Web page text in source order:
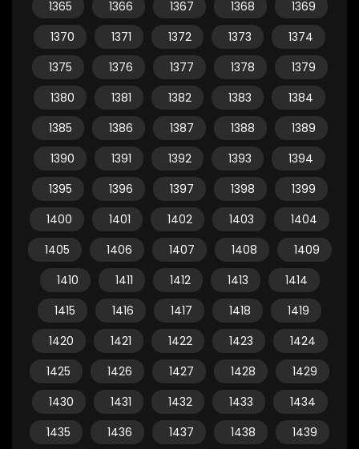
1365 1366 1367 1368
1369
1370
1371 1372 1373
1374
1375
1376 1377 1378
1379
1380
1381 1382 1383
1384
1385
1386 1387 1388
1389
1390
1391 1392 1393
1394
1395
1396 1397 1398
1399
1400
1401 1402 1403
1404
1405
1406 1407 1408
1409
1410
1411 1412 1413
1414
1415
1416 1417 1418
1419
1420
1421 1422 1423
1424
1425
1426 1427 1428
1429
1430
1431 1432 1433
1434
1435
1436 1437 1438
1439